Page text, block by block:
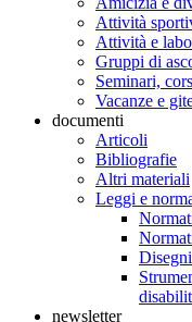
Attività
Attività e
Gruppi di
Seminari,
Vacanze e
documenti
Articoli
Bibliografie
Altri materiali
Leggi e
newsletter